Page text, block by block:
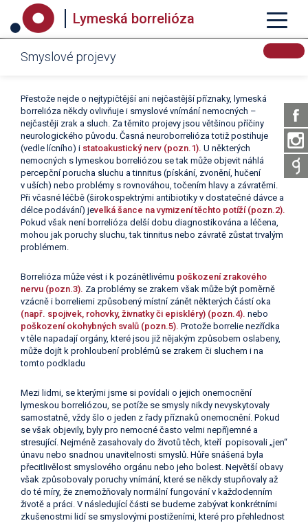
Lymeská borrelióza
Smyslové projevy
Přestože nejde o nejtypičtější ani nejčastější příznaky, lymeská
borrelióza někdy ovlivňuje i smyslové vnímání nemocných –
nejčastěji zrak a sluch. Za těmito projevy jsou většinou příčiny
neurologického původu. Časná neuroborrelióza totiž postihuje
(vedle lícního) i statoakustický nerv (pozn.1). U některých
nemocných s lymeskou borreliózou se tak může objevit náhlá
percepční porucha sluchu a tinnitus (pískání, zvonění, hučení
v uších) nebo problémy s rovnováhou, točením hlavy a závratěmi.
Při včasné léčbě (širokospektrými antibiotiky v dostatečné dávce a
délce podávání) jevelká šance na vymizení těchto potíží (pozn.2).
Pokud však není borrelióza delší dobu diagnostikována a léčena,
mohou jak poruchy sluchu, tak tinnitus nebo závratě zůstat trvalým
problémem.
Borrelióza může vést i k pozánětlivému poškození zrakového
nervu (pozn.3). Za problémy se zrakem však může být poměrně
vzácně i borreliemi způsobený místní zánět některých částí oka
(např. spojivek, rohovky, živnatky či episkléry) (pozn.4). nebo
poškození okohybných svalů (pozn.5). Protože borrelie nezřídka
v těle napadají orgány, které jsou již nějakým způsobem oslabeny,
může dojít k prohloubení problémů se zrakem či sluchem i na
tomto podkladu
Mezi lidmi, se kterými jsme si povídali o jejich onemocnění
lymeskou borreliózou, se potíže se smysly nikdy nevyskytovaly
samostatně, vždy šlo o jeden z řady příznaků onemocnění. Pokud
se však objevily, byly pro nemocné často velmi nepříjemné a
stresující. Nejméně zasahovaly do životů těch, kteří popisovali „jen“
únavu nebo snadnou unavitelnosti smyslů. Hůře snášená byla
přecitlivělost smyslového orgánu nebo jeho bolest. Největší obavy
však způsobovaly poruchy vnímání, které se někdy stupňovaly až
do té míry, že znemožňovaly normální fungování v každodenním
životě a práci. V následující části se budeme zabývat konkrétními
zkušenostmi lidí se smyslovými postiženími, které pro přehlednost